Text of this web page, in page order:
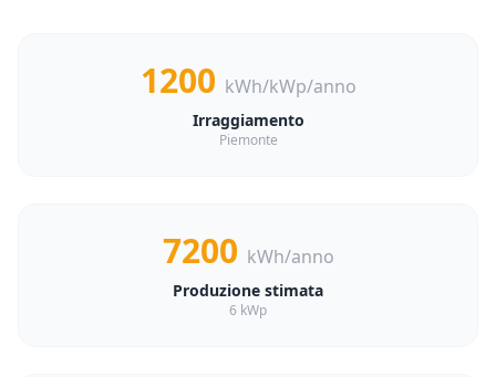
1200 kWh/kWp/anno
Irraggiamento
Piemonte
7200 kWh/anno
Produzione stimata
6 kWp